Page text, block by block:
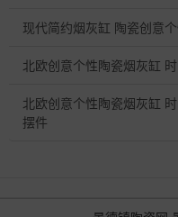
现代简约烟灰缸 陶瓷创意
北欧创意个性陶瓷烟灰缸
北欧创意个性陶瓷烟灰缸
摆件